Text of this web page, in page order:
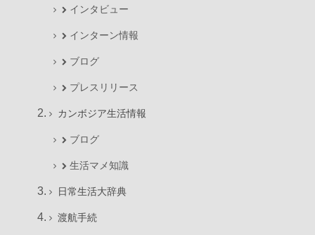
インタビュー
インターン情報
ブログ
プレスリリース
カンボジア生活情報
ブログ
生活マメ知識
日常生活大辞典
渡航手続